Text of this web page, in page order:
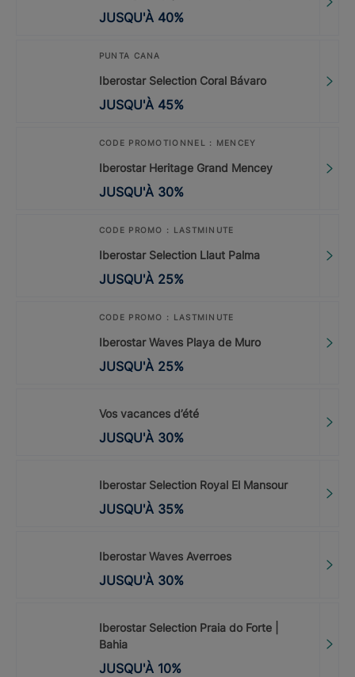
JUSQU'À 40%
PUNTA CANA
Iberostar Selection Coral Bávaro
JUSQU'À 45%
CODE PROMOTIONNEL : MENCEY
Iberostar Heritage Grand Mencey
JUSQU'À 30%
CODE PROMO : LASTMINUTE
Iberostar Selection Llaut Palma
JUSQU'À 25%
CODE PROMO : LASTMINUTE
Iberostar Waves Playa de Muro
JUSQU'À 25%
Vos vacances d’été
JUSQU'À 30%
Iberostar Selection Royal El Mansour
JUSQU'À 35%
Iberostar Waves Averroes
JUSQU'À 30%
Iberostar Selection Praia do Forte |
Bahia
JUSQU'À 10%